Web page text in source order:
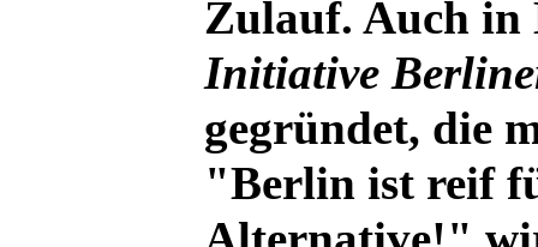
Zulauf. Auch in
Initiative
gegründet, die
"Berlin ist reif